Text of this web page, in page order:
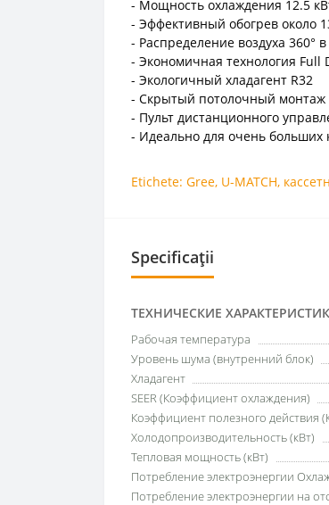
- Мощность охлаждения 12.5
- Эффективный обогрев около
- Распределение воздуха 360°
- Экономичная технология Full
- Экологичный хладагент R32
- Скрытый потолочный монтаж
- Пульт дистанционного
- Идеально для очень
Etichete: Gree, U-MATCH,
Specificații
ТЕХНИЧЕСКИЕ
Рабочая температура
Уровень шума (внутренний блок)
Хладагент
SEER (Коэффициент охлаждения)
Коэффициент полезного действия
Холодопроизводительность (кВт)
Тепловая мощность (кВт)
Потребление электроэнергии
Потребление электроэнергии на